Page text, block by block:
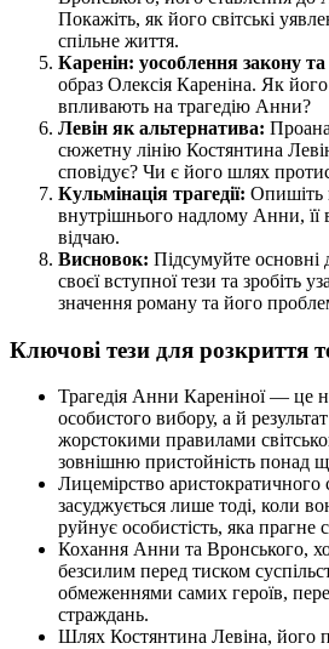
Покажіть, як його світські
спільне життя.
Каренін: уособлення закону
образ Олексія Кареніна. Як його
впливають на трагедію Анни?
Левін як альтернатива:
сюжетну лінію Костянтина
сповідує? Чи є його шлях
Кульмінація трагедії: Опишіть
внутрішнього надлому Анни, її
відчаю.
Висновок: Підсумуйте основні
своєї вступної тези та зробіть
значення роману та його
Ключові тези для розкриття
Трагедія Анни Кареніної — це
особистого вибору, а й
жорстокими правилами
зовнішню пристойність понад
Лицемірство аристократичного
засуджується лише тоді, коли
руйнує особистість, яка прагне
Кохання Анни та Вронського,
безсилим перед тиском
обмеженнями самих героїв,
страждань.
Шлях Костянтина Левіна, його